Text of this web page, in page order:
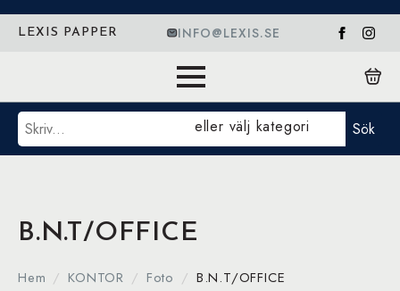
LEXIS PAPPER INFO@LEXIS.SE
Sök eller välj kategori Sök
B.N.T/OFFICE
Hem KONTOR Foto B.N.T/OFFICE